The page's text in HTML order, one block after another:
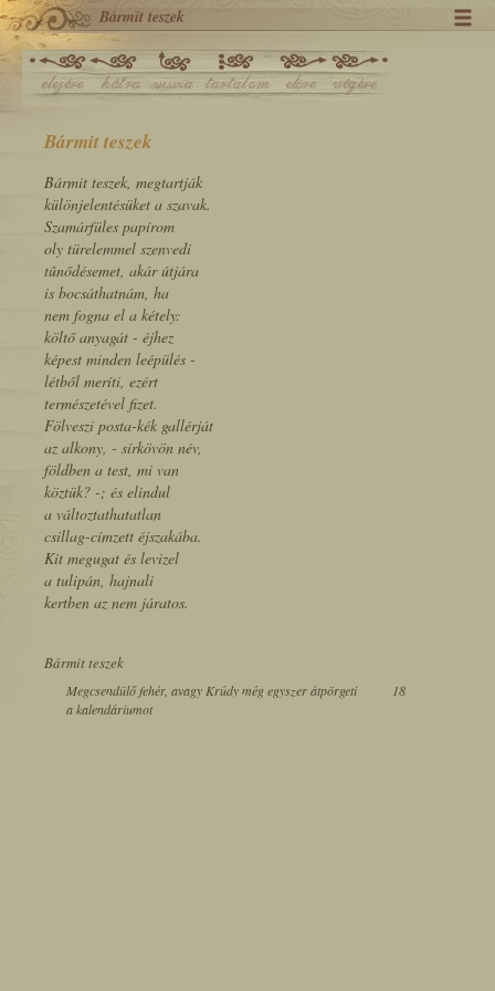
Bármit teszek
Bármit teszek
Bármit teszek, megtartják
különjelentésüket a szavak.
Szamárfüles papírom
oly türelemmel szenvedi
tûnődésemet, akár útjára
is bocsáthatnám, ha
nem fogna el a kétely:
költő anyagát - éjhez
képest minden leépülés -
létből meríti, ezért
természetével fizet.
Fölveszi posta-kék gallérját
az alkony, - sírkövön név,
földben a test, mi van
köztük? -; és elindul
a változtathatatlan
csillag-címzett éjszakába.
Kit megugat és levizel
a tulipán, hajnali
kertben az nem járatos.
Bármit teszek
Megcsendülő fehér, avagy Krúdy még egyszer átpörgeti
a kalendáriumot
18